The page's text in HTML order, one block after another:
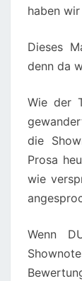
haben
Dieses
denn da
Wie der
die
Prosa
wie
Wenn